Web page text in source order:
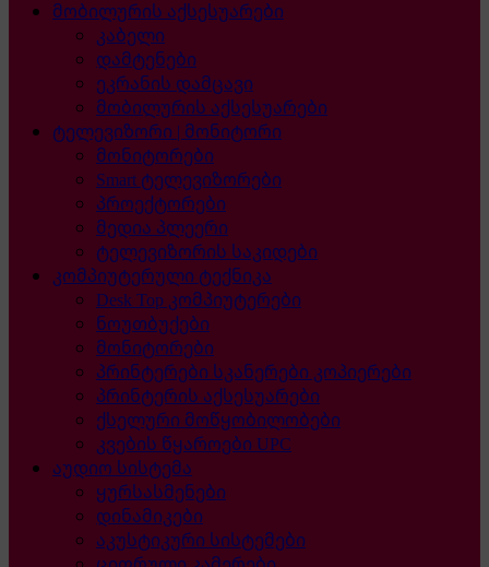
მობილურის აქსესუარები
კაბელი
დამტენები
ეკრანის დამცავი
მობილურის აქსესუარები
ტელევიზორი | მონიტორი
მონიტორები
Smart ტელევიზორები
პროექტორები
მედია პლეერი
ტელევიზორის საკიდები
კომპიუტერული ტექნიკა
Desk Top კომპიუტერები
ნოუთბუქები
მონიტორები
პრინტერები სკანერები კოპიერები
პრინტერის აქსესუარები
ქსელური მოწყობილობები
კვების წყაროები UPC
აუდიო სისტემა
ყურსასმენები
დინამიკები
აკუსტიკური სისტემები